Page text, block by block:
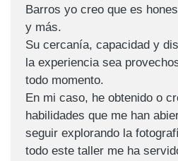
Barros yo creo que es
y más.
Su cercanía, capacidad y
la experiencia sea
todo momento.
En mi caso, he obtenido o
habilidades que me han
seguir explorando la
todo este taller me ha